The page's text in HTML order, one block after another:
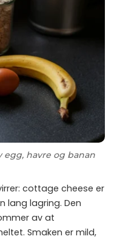
egg, havre og banan
cottage cheese er
lang lagring. Den
av at
Smaken er mild,